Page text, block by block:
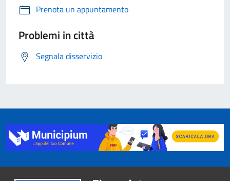
Prenota un appuntamento
Problemi in città
Segnala disservizio